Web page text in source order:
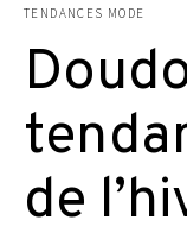
TENDANCES MODE
de